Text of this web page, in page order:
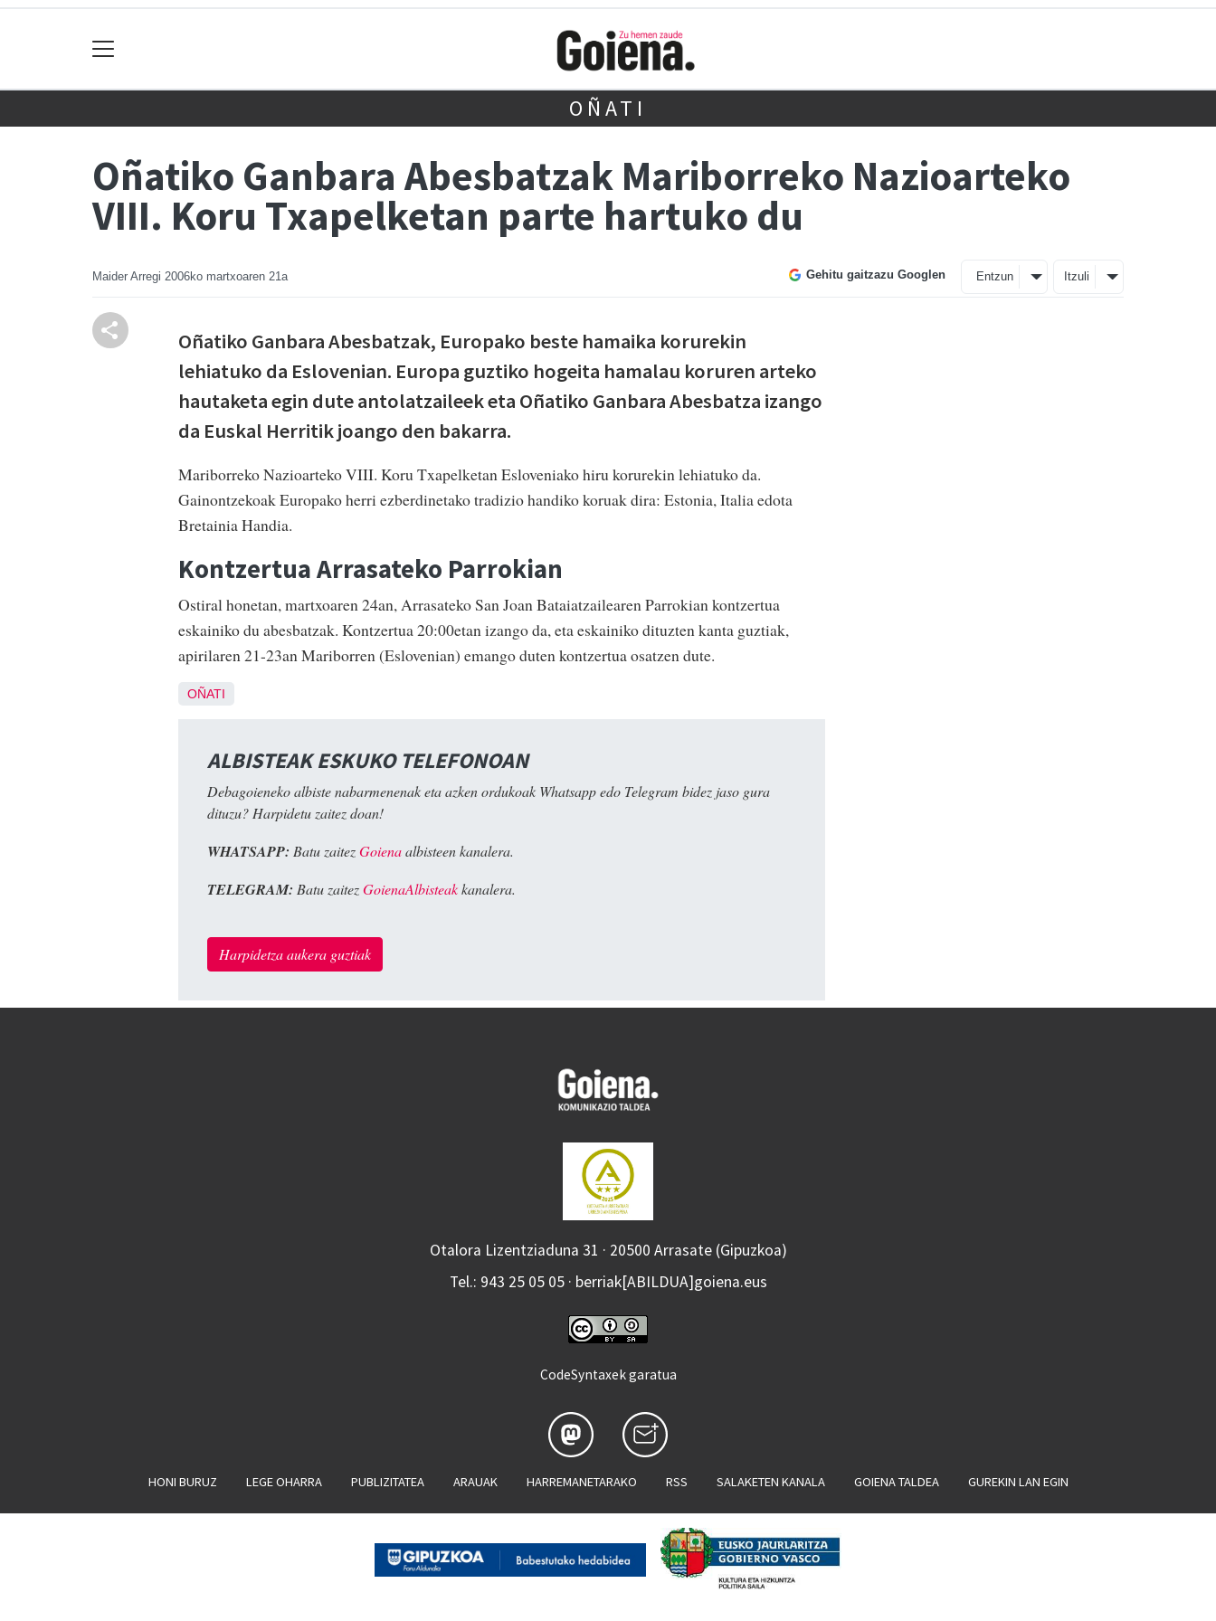
OÑATI
Oñatiko Ganbara Abesbatzak Mariborreko Nazioarteko
VIII. Koru Txapelketan parte hartuko du
Maider Arregi 2006ko martxoaren 21a Gehitu gaitzazu Googlen Entzun Itzuli
Oñatiko Ganbara Abesbatzak, Europako beste hamaika korurekin
lehiatuko da Eslovenian. Europa guztiko hogeita hamalau koruren arteko
hautaketa egin dute antolatzaileek eta Oñatiko Ganbara Abesbatza izango
da Euskal Herritik joango den bakarra.
Mariborreko Nazioarteko VIII. Koru Txapelketan Esloveniako hiru korurekin lehiatuko da.
Gainontzekoak Europako herri ezberdinetako tradizio handiko koruak dira: Estonia, Italia edota
Bretainia Handia.
Kontzertua Arrasateko Parrokian
Ostiral honetan, martxoaren 24an, Arrasateko San Joan Bataiatzailearen Parrokian kontzertua
eskainiko du abesbatzak. Kontzertua 20:00etan izango da, eta eskainiko dituzten kanta guztiak,
apirilaren 21-23an Mariborren (Eslovenian) emango duten kontzertua osatzen dute.
OÑATI
ALBISTEAK ESKUKO TELEFONOAN
Debagoieneko albiste nabarmenenak eta azken ordukoak Whatsapp edo Telegram bidez jaso gura
dituzu? Harpidetu zaitez doan!
WHATSAPP: Batu zaitezGoienaalbisteen kanalera.
TELEGRAM: Batu zaitezGoienaAlbisteakkanalera.
Harpidetza aukera guztiak
Otalora Lizentziaduna 31 · 20500 Arrasate (Gipuzkoa)
Tel.: 943 25 05 05 · berriak[ABILDUA]goiena.eus
CodeSyntaxek garatua
HONI BURUZ LEGE OHARRA PUBLIZITATEA ARAUAK HARREMANETARAKO RSS SALAKETEN KANALA GOIENA TALDEA GUREKIN LAN EGIN